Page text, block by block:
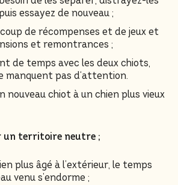
essayez de nouveau ;
de récompenses et de jeux et
et remontrances ;
de temps avec les deux chiots,
manquent pas d‘attention.
nouveau chiot à un chien plus vieux
un territoire neutre ;
plus âgé à l’extérieur, le temps
venu s’endorme ;